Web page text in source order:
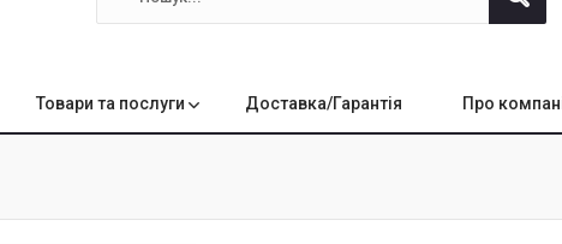
Товари та послуги Доставка/Гарантія Про